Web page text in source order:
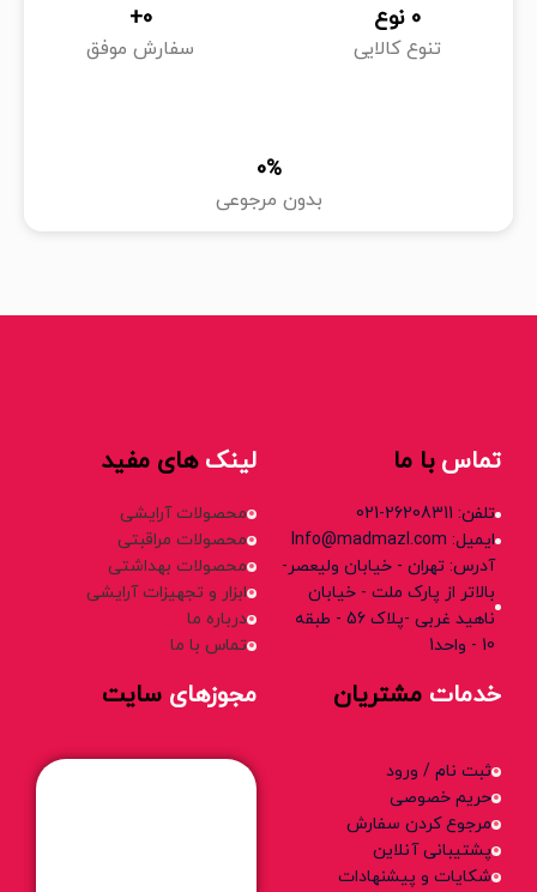
تنوع کالایی
0 نوع
سفارش موفق
0
+
بدون مرجوعی
%
0
تماسبا ما
تلفن: 26208311-021
ایمیل: Info@madmazl.com
آدرس: تهران - خیابان ولیعصر-
بالاتر از پارک ملت - خیابان
ناهید غربی -پلاک 56 - طبقه
10 - واحد1
لینک های مفید
محصولات آرایشی
محصولات مراقبتی
محصولات بهداشتی
ابزار و تجهیزات آرایشی
درباره ما
تماس با ما
خدمات مشتریان
ثبت نام / ورود
حریم خصوصی
مرجوع کردن سفارش
پشتیبانی آنلاین
شکایات و پیشنهادات
مجوزهای سایت